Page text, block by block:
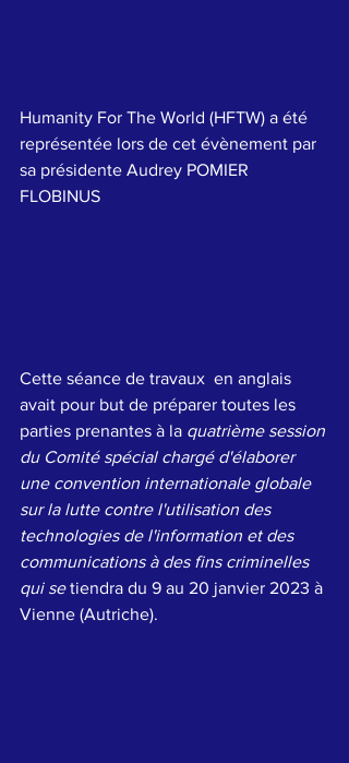
Humanity For The World (HFTW) a été
représentée lors de cet évènement par
sa présidente Audrey POMIER
FLOBINUS
Cette séance de travaux  en anglais
avait pour but de préparer toutes les
parties prenantes à la quatrième session
du Comité spécial chargé d'élaborer
une convention internationale globale
sur la lutte contre l'utilisation des
technologies de l'information et des
communications à des fins criminelles
qui se tiendra du 9 au 20 janvier 2023 à
Vienne (Autriche).